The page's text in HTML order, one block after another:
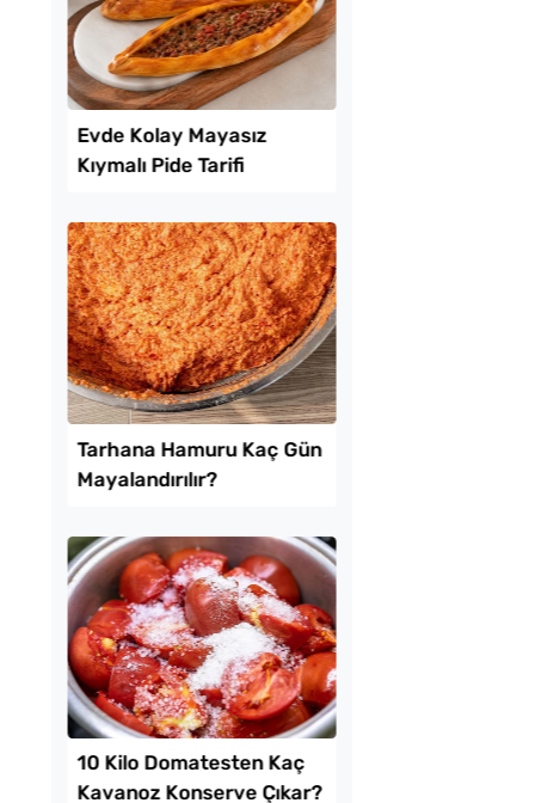
Yumurtalı Ekmek
Yaz Pastası Kıymalı Pide Tarifi